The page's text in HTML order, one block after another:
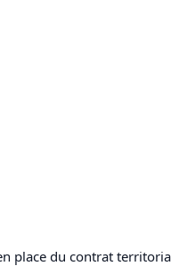
place du contrat